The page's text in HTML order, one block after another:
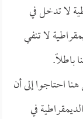
لا تدخل في
لا تنفي
باطلاً.
احتاجوا إلى أن
في